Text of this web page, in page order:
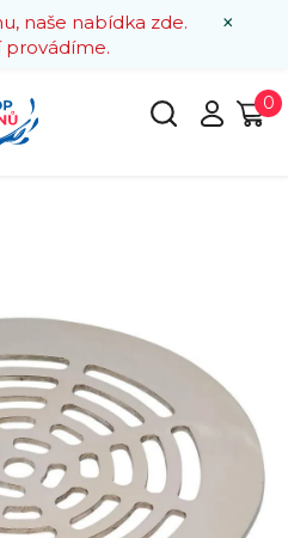
×
naše nabídka zde.
provádíme.
0